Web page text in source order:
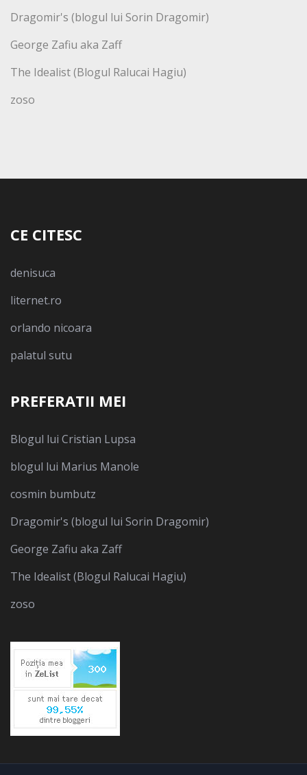
Dragomir's (blogul lui Sorin Dragomir)
George Zafiu aka Zaff
The Idealist (Blogul Ralucai Hagiu)
zoso
CE CITESC
denisuca
liternet.ro
orlando nicoara
palatul sutu
PREFERATII MEI
Blogul lui Cristian Lupsa
blogul lui Marius Manole
cosmin bumbutz
Dragomir's (blogul lui Sorin Dragomir)
George Zafiu aka Zaff
The Idealist (Blogul Ralucai Hagiu)
zoso